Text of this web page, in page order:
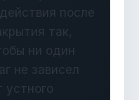
после
так,
ни один
не зависел
устного